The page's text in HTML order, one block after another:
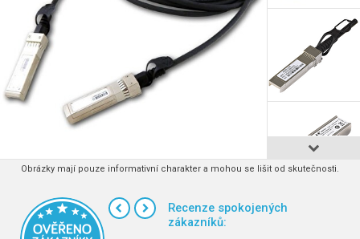
Obrázky mají pouze informativní charakter a mohou se lišit od skutečnosti.
Recenze spokojených
zákazníků: